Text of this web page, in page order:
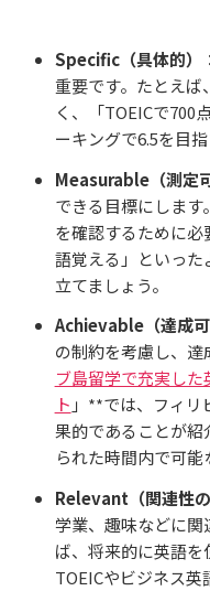
Specific（具体的）
重要です。たとえ
く、「TOEICで700
ーキングで6.5を目
Measurable（測定可
できる目標にしま
を確認するために必
語覚える」といった
立てましょう。
Achievable（達成可
の制約を考慮し、
ブ島留学で充実し
ト 」**では、フィ
果的であることが紹
られた時間内で可能
Relevant（関連性の
学業、趣味などに関
ば、将来的に英語を
TOEICやビジネス